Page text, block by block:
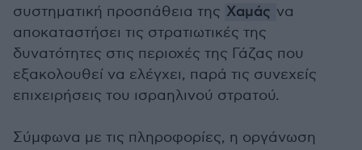
συστηματική προσπάθεια της Χαμάς να
αποκαταστήσει τις στρατιωτικές της
δυνατότητες στις περιοχές της Γάζας που
εξακολουθεί να ελέγχει, παρά τις συνεχείς
επιχειρήσεις του ισραηλινού στρατού.
Σύμφωνα με τις πληροφορίες, η οργάνωση